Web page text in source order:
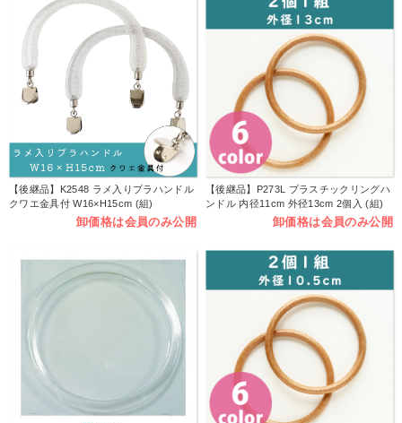
【後継品】K2548 ラメ入りプラハンドル
クワエ金具付 W16×H15cm (組)
卸価格は会員のみ公開
【後継品】P273L プラスチックリングハ
ンドル 内径11cm 外径13cm 2個入 (組)
卸価格は会員のみ公開